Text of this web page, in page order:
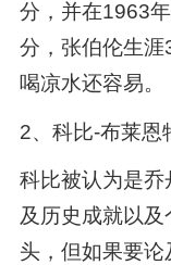
分，并在1963
分，张伯伦生
喝凉水还容易。
2、科比-布莱恩
科比被认为是乔
及历史成就以
头，但如果要